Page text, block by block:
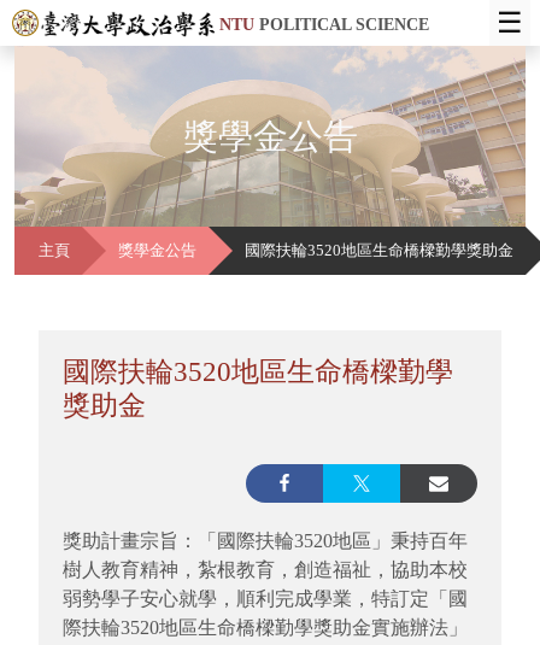
NTUPOLITICAL SCIENCE ☰
獎學金公告
主頁 獎學金公告 國際扶輪3520地區生命橋樑勤學獎助金
國際扶輪3520地區生命橋樑勤學
獎助金
獎助計畫宗旨：「國際扶輪3520地區」秉持百年
樹人教育精神，紮根教育，創造福祉，協助本校
弱勢學子安心就學，順利完成學業，特訂定「國
際扶輪3520地區生命橋樑勤學獎助金實施辦法」